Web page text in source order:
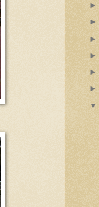
►
►
►
►
►
►
▼